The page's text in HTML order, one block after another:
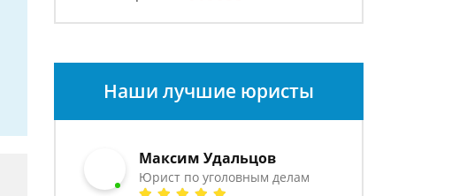
Наши лучшие юристы
Максим Удальцов
Юрист по уголовным делам